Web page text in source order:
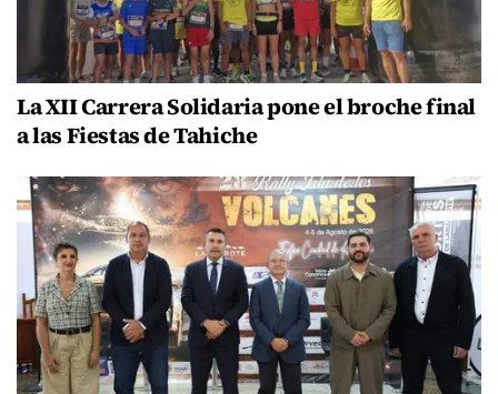
La XII Carrera Solidaria pone el broche final
a las Fiestas de Tahiche